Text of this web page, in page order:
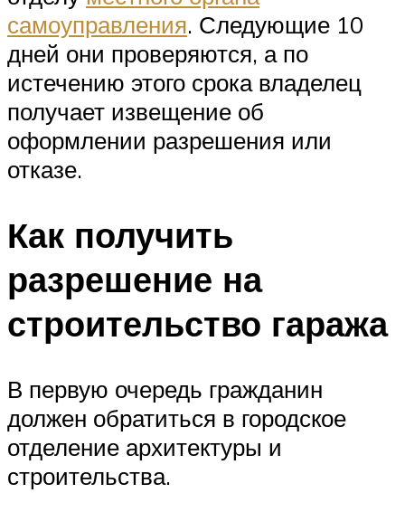
самоуправления. Следующие 10
дней они проверяются, а по
истечению этого срока владелец
получает извещение об
оформлении разрешения или
отказе.
Как получить
разрешение на
строительство гаража
В первую очередь гражданин
должен обратиться в городское
отделение архитектуры и
строительства.